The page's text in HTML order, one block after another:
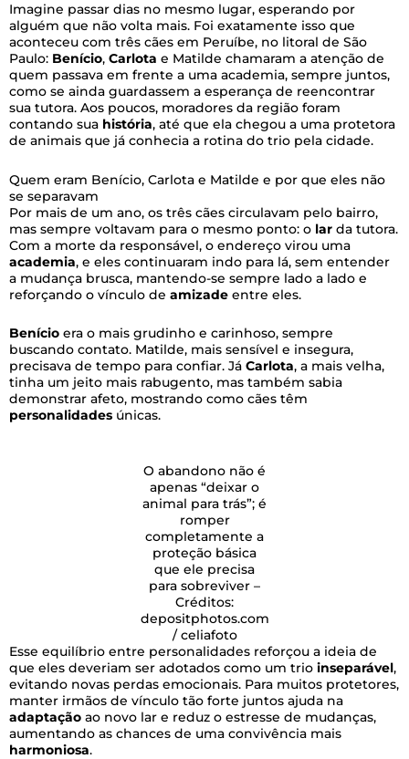
Imagine passar dias no mesmo lugar, esperando por
alguém que não volta mais. Foi exatamente isso que
aconteceu com três cães em Peruíbe, no litoral de São
Paulo: Benício, Carlota e Matilde chamaram a atenção de
quem passava em frente a uma academia, sempre juntos,
como se ainda guardassem a esperança de reencontrar
sua tutora. Aos poucos, moradores da região foram
contando sua história, até que ela chegou a uma protetora
de animais que já conhecia a rotina do trio pela cidade.
Quem eram Benício, Carlota e Matilde e por que eles não
se separavam
Por mais de um ano, os três cães circulavam pelo bairro,
mas sempre voltavam para o mesmo ponto: o lar da tutora.
Com a morte da responsável, o endereço virou uma
academia, e eles continuaram indo para lá, sem entender
a mudança brusca, mantendo-se sempre lado a lado e
reforçando o vínculo de amizade entre eles.
Benício era o mais grudinho e carinhoso, sempre
buscando contato. Matilde, mais sensível e insegura,
precisava de tempo para confiar. Já Carlota, a mais velha,
tinha um jeito mais rabugento, mas também sabia
demonstrar afeto, mostrando como cães têm
personalidades únicas.
O abandono não é
apenas “deixar o
animal para trás”; é
romper
completamente a
proteção básica
que ele precisa
para sobreviver –
Créditos:
depositphotos.com
/ celiafoto
Esse equilíbrio entre personalidades reforçou a ideia de
que eles deveriam ser adotados como um trio inseparável,
evitando novas perdas emocionais. Para muitos protetores,
manter irmãos de vínculo tão forte juntos ajuda na
adaptação ao novo lar e reduz o estresse de mudanças,
aumentando as chances de uma convivência mais
harmoniosa.